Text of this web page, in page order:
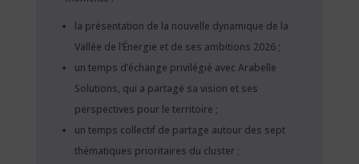
la présentation de la nouvelle dynamique de la
Vallée de l’Énergie et de ses ambitions 2026 ;
un temps d’échange privilégié avec Arabelle
Solutions, qui a partagé sa vision et ses
perspectives pour le territoire ;
un temps collectif de partage autour des sept
thématiques prioritaires du cluster ;